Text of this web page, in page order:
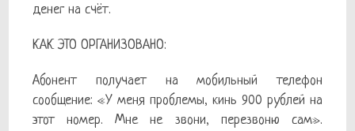
денег на счёт.
КАК ЭТО ОРГАНИЗОВАНО:
Абонент получает на мобильный телефон
сообщение: «У меня проблемы, кинь 900 рублей на
этот номер. Мне не звони, перезвоню сам».